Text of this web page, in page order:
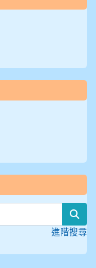
進階搜尋